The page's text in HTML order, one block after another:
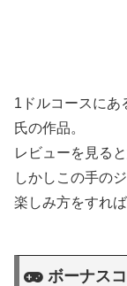
1ドルコースにあ
氏の作品。
レビューを見る
しかしこの手の
楽しみ方をすれ
ボーナス